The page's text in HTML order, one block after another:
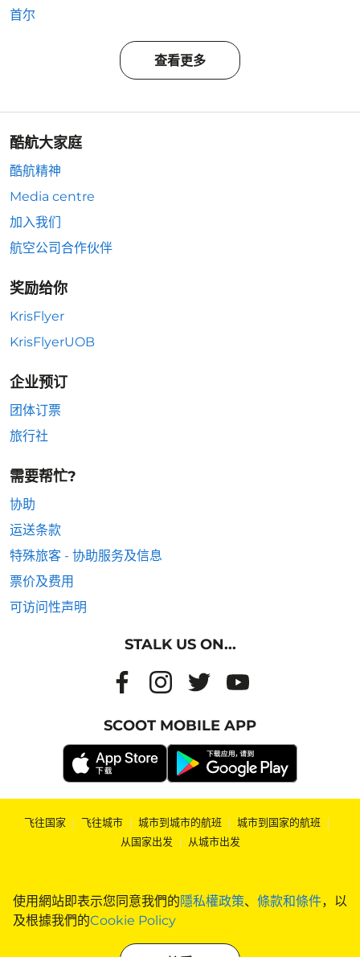
使用網站即表示您同意我們的隱私權政策、 條款和條件，以
及根據我們的Cookie Policy
首尔
查看更多
酷航大家庭
酷航精神
Media centre
加入我们
航空公司合作伙伴
奖励给你
KrisFlyer
KrisFlyerUOB
企业预订
团体订票
旅行社
需要帮忙?
协助
运送条款
特殊旅客 - 协助服务及信息
票价及费用
可访问性声明
STALK US ON...
SCOOT MOBILE APP
飞往国家 | 飞往城市 | 城市到城市的航班 | 城市到国家的航班 |
从国家出发 | 从城市出发